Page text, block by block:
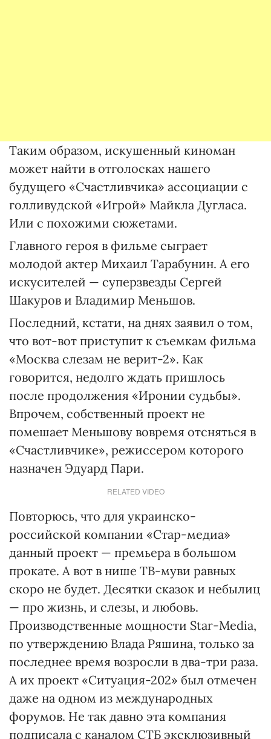
Таким образом, искушенный киноман
может найти в отголосках нашего
будущего «Счастливчика» ассоциации с
голливудской «Игрой» Майкла Дугласа.
Или с похожими сюжетами.
Главного героя в фильме сыграет
молодой актер Михаил Тарабунин. А его
искусителей — суперзвезды Сергей
Шакуров и Владимир Меньшов.
Последний, кстати, на днях заявил о том,
что вот-вот приступит к съемкам фильма
«Москва слезам не верит-2». Как
говорится, недолго ждать пришлось
после продолжения «Иронии судьбы».
Впрочем, собственный проект не
помешает Меньшову вовремя отсняться в
«Счастливчике», режиссером которого
назначен Эдуард Пари.
RELATED VIDEO
Повторюсь, что для украинско-
российской компании «Стар-медиа»
данный проект — премьера в большом
прокате. А вот в нише ТВ-муви равных
скоро не будет. Десятки сказок и небылиц
— про жизнь, и слезы, и любовь.
Производственные мощности Star-Media,
по утверждению Влада Ряшина, только за
последнее время возросли в два-три раза.
А их проект «Ситуация-202» был отмечен
даже на одном из международных
форумов. Не так давно эта компания
подписала с каналом СТБ эксклюзивный